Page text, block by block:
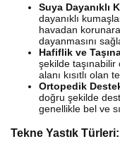
Suya Dayanıklı
dayanıklı
havadan
dayanmasını
Hafiflik ve
şekilde taşınabilir
alanı kısıtlı olan
Ortopedik
doğru şekilde
genellikle bel ve
Tekne Yastık Türleri: